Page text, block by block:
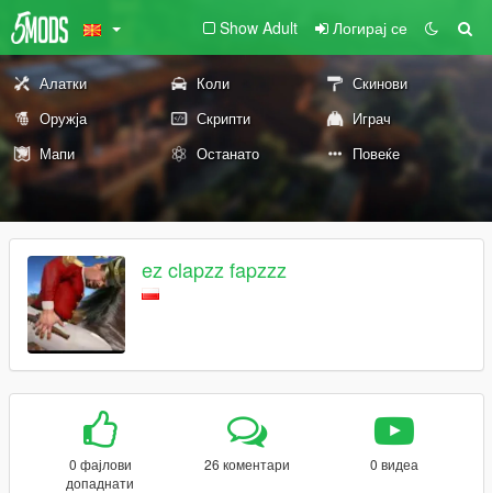
Show Adult Логирај се
Алатки Коли
Скинови
Оружја
Скрипти
Играч
Мапи
Останато Повеќе
ez clapzz fapzzz
0 фајлови
допаднати
26 коментари 0 видеа